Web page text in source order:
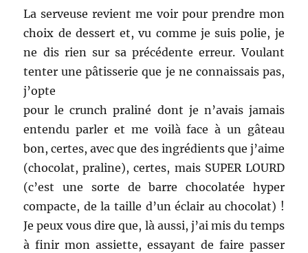
La serveuse revient me voir pour prendre mon
choix de dessert et, vu comme je suis polie, je
ne dis rien sur sa précédente erreur. Voulant
tenter une pâtisserie que je ne connaissais pas,
j’opte
pour le crunch praliné dont je n’avais jamais
entendu parler et me voilà face à un gâteau
bon, certes, avec que des ingrédients que j’aime
(chocolat, praline), certes, mais SUPER LOURD
(c’est une sorte de barre chocolatée hyper
compacte, de la taille d’un éclair au chocolat) !
Je peux vous dire que, là aussi, j’ai mis du temps
à finir mon assiette, essayant de faire passer